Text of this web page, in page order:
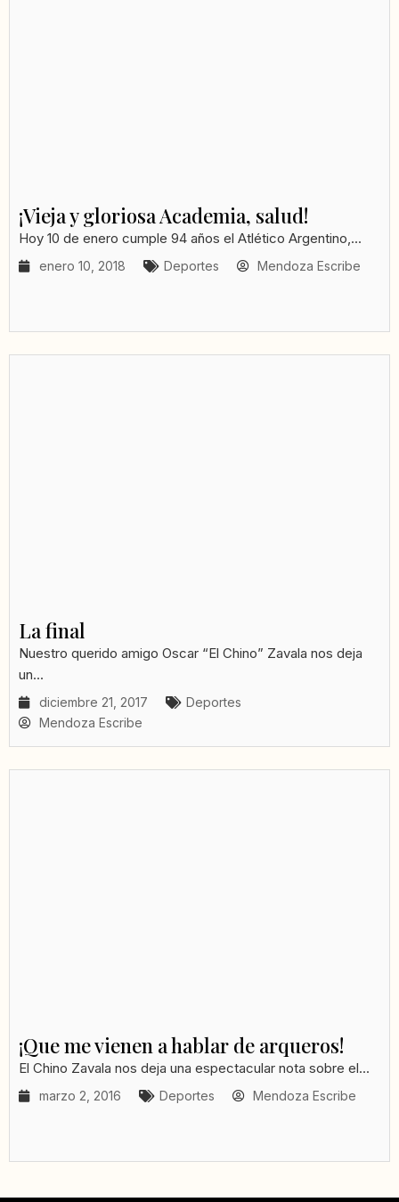
¡Vieja y gloriosa Academia, salud!
Hoy 10 de enero cumple 94 años el Atlético Argentino,...
enero 10, 2018 Deportes Mendoza Escribe
La final
Nuestro querido amigo Oscar “El Chino” Zavala nos deja
un...
diciembre 21, 2017
Deportes
Mendoza Escribe
¡Que me vienen a hablar de arqueros!
El Chino Zavala nos deja una espectacular nota sobre el...
marzo 2, 2016 Deportes Mendoza Escribe